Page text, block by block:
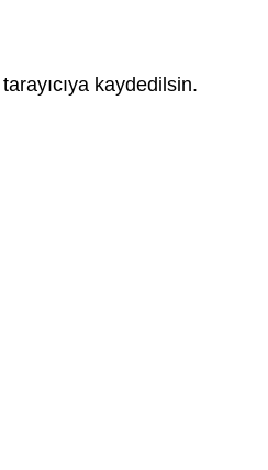
kaydedilsin.